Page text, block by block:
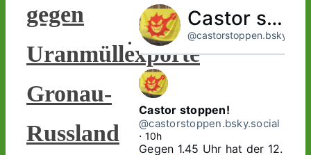
gegen
Uranmüllexporte
Gronau-
Russland
Castor stoppen!
Castor stoppen!
@castorstoppen.bsky.social
⋅ 10h